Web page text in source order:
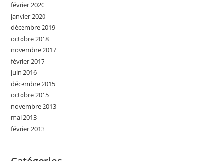
février 2020
janvier 2020
décembre 2019
octobre 2018
novembre 2017
février 2017
juin 2016
décembre 2015
octobre 2015
novembre 2013
mai 2013
février 2013